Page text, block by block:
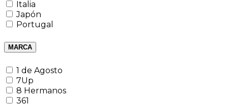
Italia
Japón
Portugal
MARCA
1 de Agosto
7Up
8 Hermanos
361